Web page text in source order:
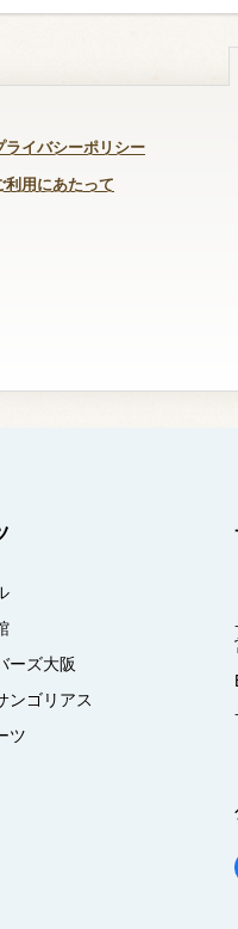
ライバシーポリシー
利用にあたって
ーズ大阪
ンゴリアス
ツ